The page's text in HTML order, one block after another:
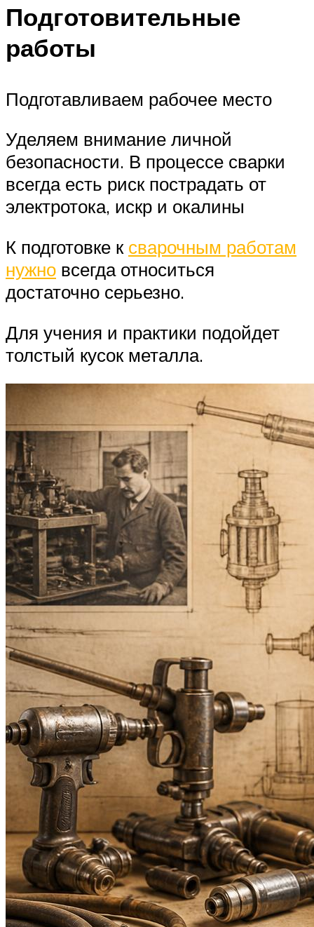
Подготовительные
работы
Подготавливаем рабочее место
Уделяем внимание личной
безопасности. В процессе сварки
всегда есть риск пострадать от
электротока, искр и окалины
К подготовке к сварочным работам
нужно всегда относиться
достаточно серьезно.
Для учения и практики подойдет
толстый кусок металла.